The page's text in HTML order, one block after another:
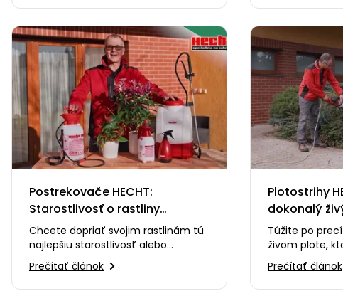
Postrekovače HECHT:
Starostlivosť o rastliny
jednoducho a efektívne
Chcete dopriať svojim rastlinám tú
najlepšiu starostlivosť alebo
ochrániť úrodu pred škodcami? 🍎 V
tomto videu vám…
Prečítať článok
Plotostrihy
dokonalý
jednoducho
Túžite po
živom plote,
vašej
vám
Prečítať článok